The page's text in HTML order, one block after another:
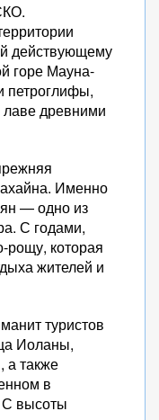
действующему
горе Мауна-
петроглифы,
древними
Именно
— одно из
С годами,
рощу, которая
жителей и
туристов
Иоланы,
а также
в
С высоты